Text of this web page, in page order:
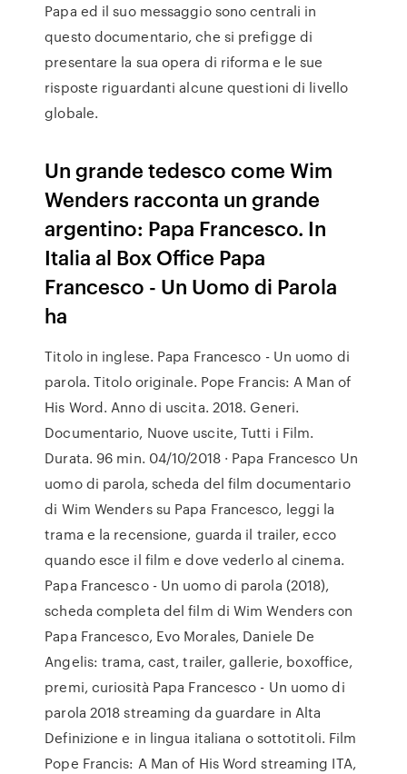
Papa ed il suo messaggio sono centrali in
questo documentario, che si prefigge di
presentare la sua opera di riforma e le sue
risposte riguardanti alcune questioni di livello
globale.
Un grande tedesco come Wim
Wenders racconta un grande
argentino: Papa Francesco. In
Italia al Box Office Papa
Francesco - Un Uomo di Parola
ha
Titolo in inglese. Papa Francesco - Un uomo di
parola. Titolo originale. Pope Francis: A Man of
His Word. Anno di uscita. 2018. Generi.
Documentario, Nuove uscite, Tutti i Film.
Durata. 96 min. 04/10/2018 · Papa Francesco Un
uomo di parola, scheda del film documentario
di Wim Wenders su Papa Francesco, leggi la
trama e la recensione, guarda il trailer, ecco
quando esce il film e dove vederlo al cinema.
Papa Francesco - Un uomo di parola (2018),
scheda completa del film di Wim Wenders con
Papa Francesco, Evo Morales, Daniele De
Angelis: trama, cast, trailer, gallerie, boxoffice,
premi, curiosità Papa Francesco - Un uomo di
parola 2018 streaming da guardare in Alta
Definizione e in lingua italiana o sottotitoli. Film
Pope Francis: A Man of His Word streaming ITA,